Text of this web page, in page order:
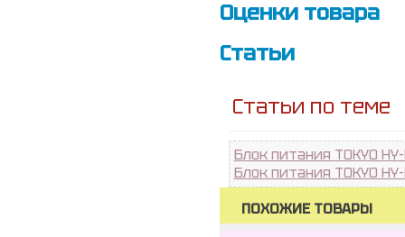
Оценки товара
Статьи
Статьи по теме
Блок питания TOKYO
Блок питания TOKYO
ПОХОЖИЕ ТОВАРЫ